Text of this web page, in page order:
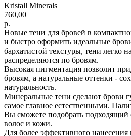
Kristall Minerals
760,00
р.
Новые тени для бровей в
и быстро оформить идеальные
бархатистой текстуры, тени легко
распределяются по бровям.
Высокая пигментация позволит
бровям, а натуральные оттенки -
натуральность.
Минеральные тени сделают брови
самое главное естественными.
Вы сможете подобрать подходящий
волос и кожи.
Для более эффективного нанесения